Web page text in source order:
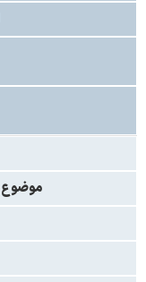
موضوع